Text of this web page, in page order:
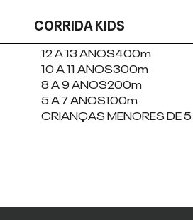
CORRIDA KIDS
12 A 13 ANOS400m
10 A 11 ANOS300m
8 A 9 ANOS200m
5 A 7 ANOS100m
CRIANÇAS MENORES DE